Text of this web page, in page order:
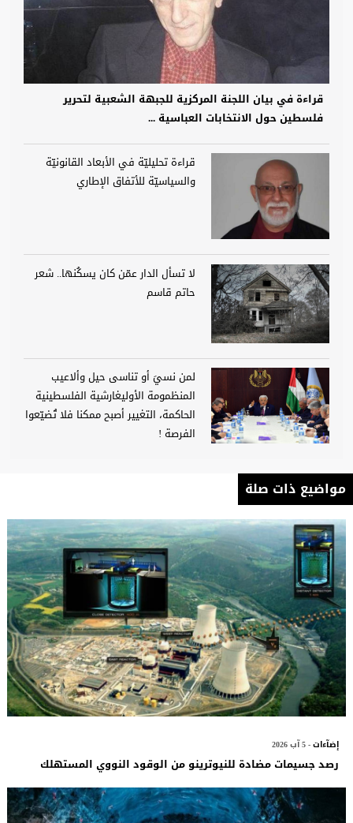
قراءة في بيان اللجنة المركزية للجبهة الشعبية لتحرير
فلسطين حول الانتخابات العباسية ...
قراءة تحليليّة في الأبعاد القانونيّة
والسياسيّة للأتفاق الإطاري
لا تسأل الدار عمّن كان يسكُنها.. شعر
حاتم قاسم
لمن نسيَ أو تناسى حيل وألاعيب
المنظمومة الأوليغارشية الفلسطينية
الحاكمة، التغيير أصبح ممكنا فلا تُضيّعوا
الفرصة !
مواضيع ذات صلة
إضآءات- 5 آب 2026
رصد جسيمات مضادة للنيوترينو من الوقود النووي المستهلك